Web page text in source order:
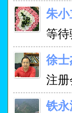
朱小
等
徐士
注册
铁永